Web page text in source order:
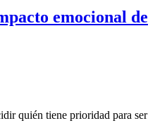
emocional de
quién tiene prioridad para ser